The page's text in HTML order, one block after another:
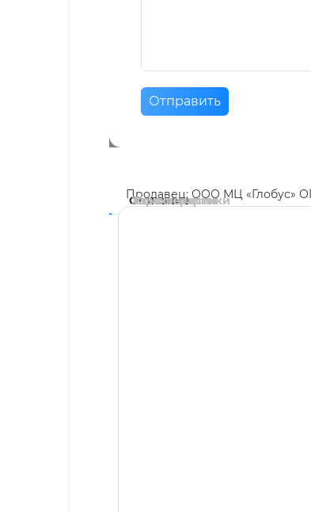
Отправить
Продавец: ООО МЦ «Глобус»
Описание
Характеристики
Комментарии